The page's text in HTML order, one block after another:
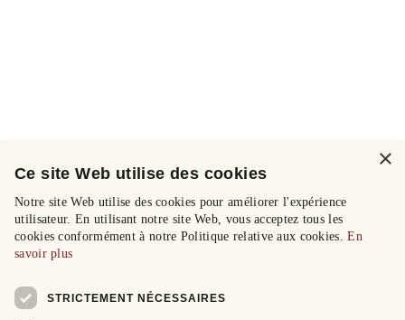
×
Ce site Web utilise des cookies
Notre site Web utilise des cookies pour améliorer l'expérience
utilisateur. En utilisant notre site Web, vous acceptez tous les
cookies conformément à notre Politique relative aux cookies.En
savoir plus
STRICTEMENT NÉCESSAIRES